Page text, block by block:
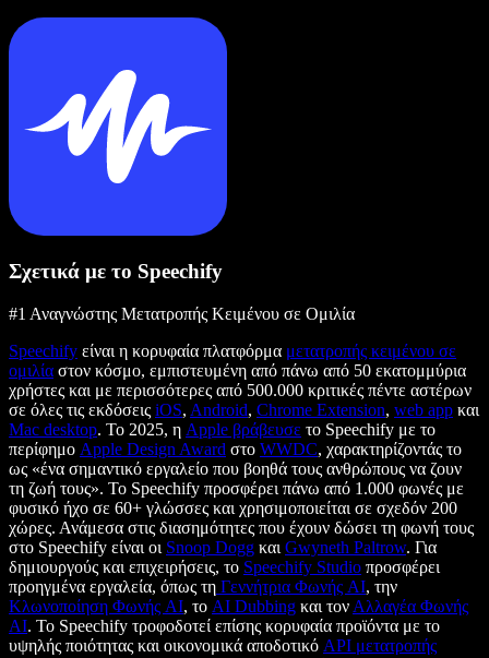
Σχετικά με το Speechify
#1 Αναγνώστης Μετατροπής Κειμένου σε Ομιλία
Speechify είναι η κορυφαία πλατφόρμα μετατροπής κειμένου σε
ομιλία στον κόσμο, εμπιστευμένη από πάνω από 50 εκατομμύρια
χρήστες και με περισσότερες από 500.000 κριτικές πέντε αστέρων
σε όλες τις εκδόσεις iOS, Android, Chrome Extension, web app και
Mac desktop. Το 2025, η Apple βράβευσε το Speechify με το
περίφημο Apple Design Award στο WWDC, χαρακτηρίζοντάς το
ως «ένα σημαντικό εργαλείο που βοηθά τους ανθρώπους να ζουν
τη ζωή τους». Το Speechify προσφέρει πάνω από 1.000 φωνές με
φυσικό ήχο σε 60+ γλώσσες και χρησιμοποιείται σε σχεδόν 200
χώρες. Ανάμεσα στις διασημότητες που έχουν δώσει τη φωνή τους
στο Speechify είναι οι Snoop Dogg και Gwyneth Paltrow. Για
δημιουργούς και επιχειρήσεις, το Speechify Studio προσφέρει
προηγμένα εργαλεία, όπως τη Γεννήτρια Φωνής AI, την
Κλωνοποίηση Φωνής AI, το AI Dubbing και τον Αλλαγέα Φωνής
AI. Το Speechify τροφοδοτεί επίσης κορυφαία προϊόντα με το
υψηλής ποιότητας και οικονομικά αποδοτικό API μετατροπής